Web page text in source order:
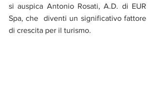
si auspica Antonio Rosati, A.D. di EUR
Spa, che  diventi un significativo fattore
di crescita per il turismo.